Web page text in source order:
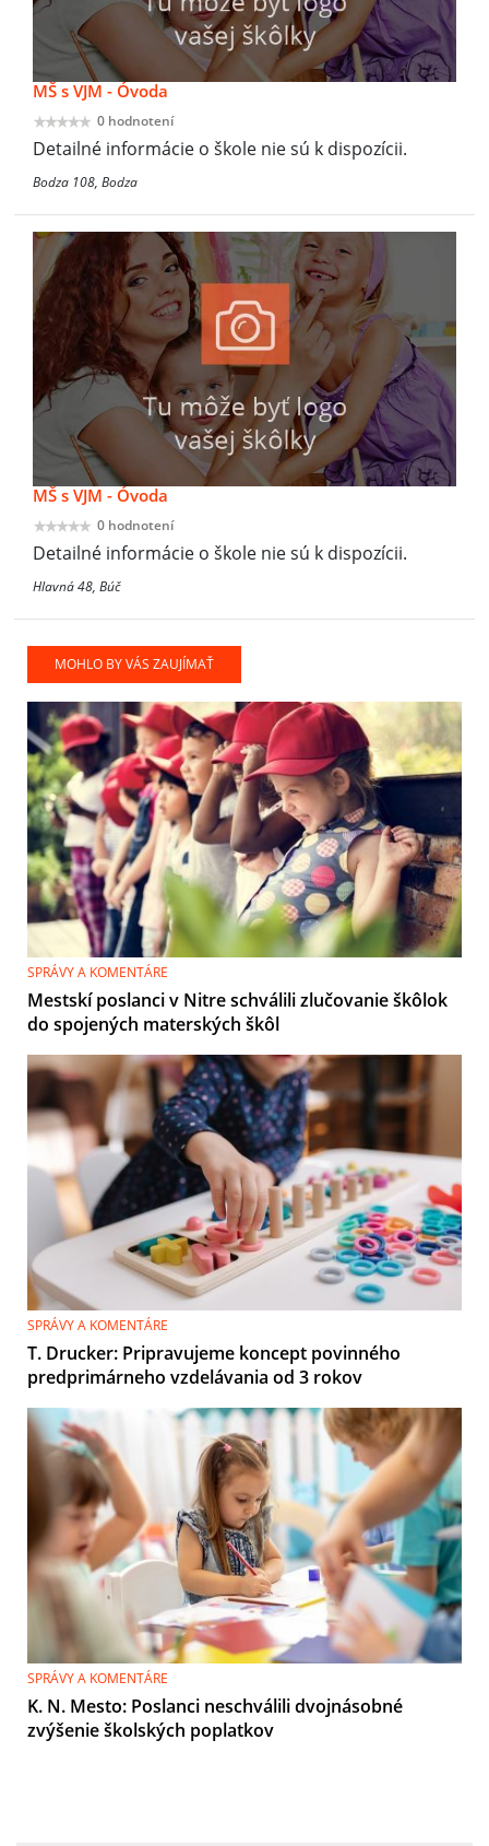
MŠ s VJM - Óvoda
0 hodnotení
Detailné informácie o škole nie sú k dispozícii.
Bodza 108, Bodza
MŠ s VJM - Óvoda
0 hodnotení
Detailné informácie o škole nie sú k dispozícii.
Hlavná 48, Búč
MOHLO BY VÁS ZAUJÍMAŤ
SPRÁVY A KOMENTÁRE
Mestskí poslanci v Nitre schválili zlučovanie škôlok
do spojených materských škôl
SPRÁVY A KOMENTÁRE
T. Drucker: Pripravujeme koncept povinného
predprimárneho vzdelávania od 3 rokov
SPRÁVY A KOMENTÁRE
K. N. Mesto: Poslanci neschválili dvojnásobné
zvýšenie školských poplatkov